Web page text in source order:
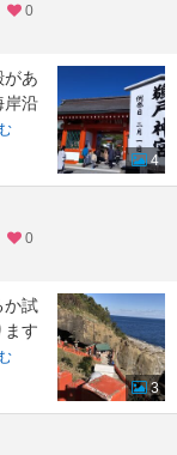
0
があ
岸沿
4
0
か試
ます
3